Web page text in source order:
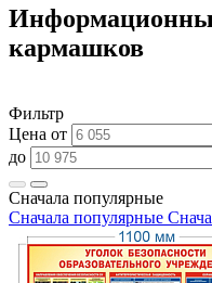
кармашков
Фильтр
Цена от
до
Сначала популярные
Сначала популярные